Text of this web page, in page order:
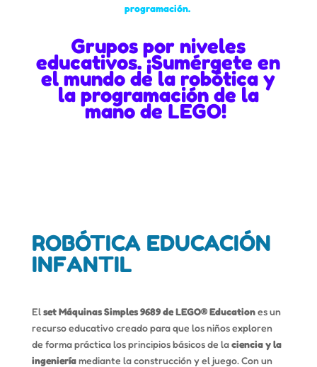
programación.
Grupos por niveles
educativos. ¡Sumérgete en
el mundo de la robótica y
la programación de la
mano de LEGO!
ROBÓTICA EDUCACIÓN
INFANTIL
Elset Máquinas Simples 9689 de LEGO® Educationes un
recurso educativo creado para que los niños exploren
de forma práctica los principios básicos de laciencia y la
ingenieríamediante la construcción y el juego. Con un